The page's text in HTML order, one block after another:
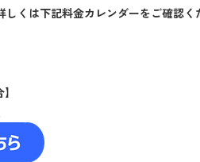
くは下記料金カレンダーをご確認く